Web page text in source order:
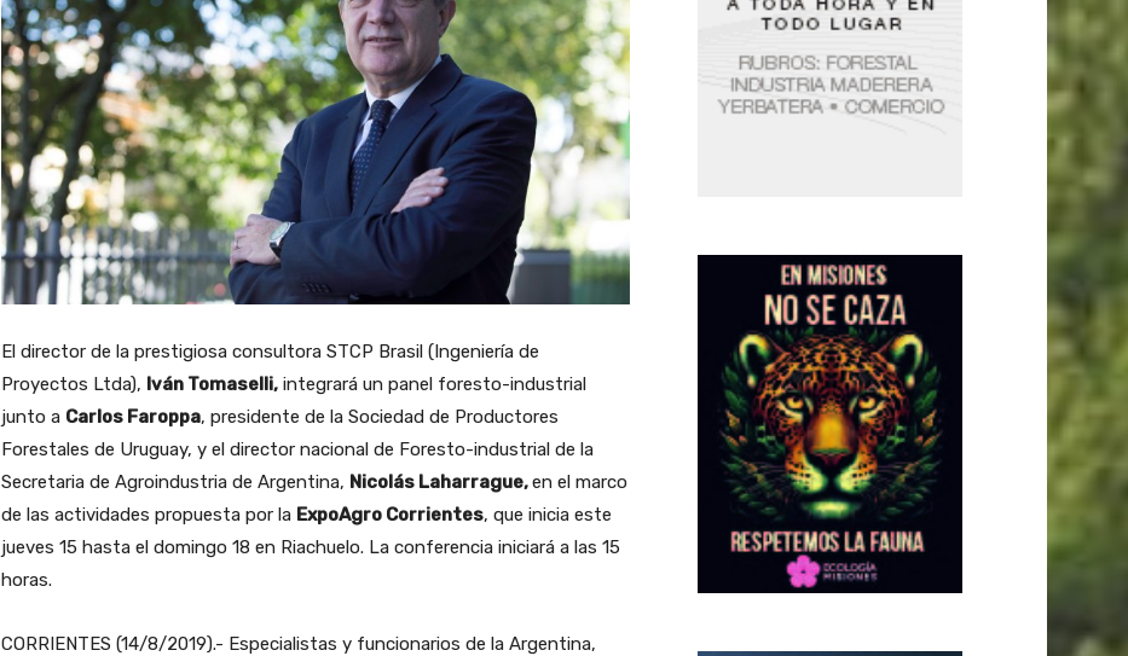
El director de la prestigiosa consultora STCP Brasil (Ingeniería de
Proyectos Ltda), Iván Tomaselli,integrará un panel foresto-industrial
junto a Carlos Faroppa, presidente de la Sociedad de Productores
Forestales de Uruguay, y el director nacional de Foresto-industrial de la
Secretaria de Agroindustria de Argentina, Nicolás Laharrague,en el marco
de las actividades propuesta por la ExpoAgro Corrientes, que inicia este
jueves 15 hasta el domingo 18 en Riachuelo. La conferencia iniciará a las 15
horas.
CORRIENTES (14/8/2019).- Especialistas y funcionarios de la Argentina,